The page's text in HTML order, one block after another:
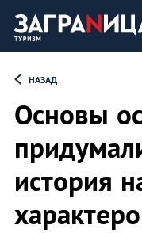
НАЗАД
Основы
история